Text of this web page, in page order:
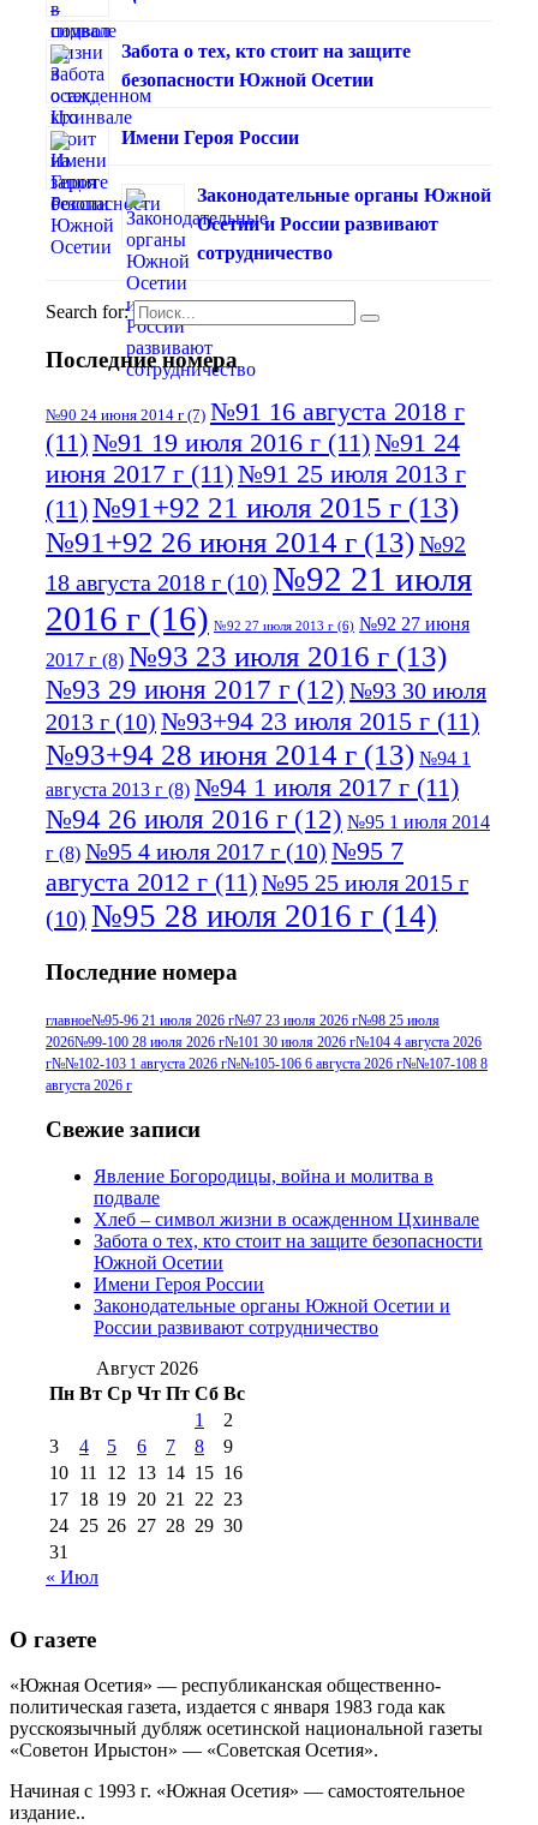
Забота о тех, кто стоит на защите
безопасности Южной Осетии
Имени Героя России
Законодательные органы Южной
Осетии и России развивают
сотрудничество
Search for:
Последние номера
№90 24 июня 2014 г (7) №91 16 августа 2018 г
(11)№91 19 июля 2016 г (11)№91 24
июня 2017 г (11)№91 25 июля 2013 г
(11)№91+92 21 июля 2015 г (13)
№91+92 26 июня 2014 г (13)№92
18 августа 2018 г (10) №92 21 июля
2016 г (16) №92 27 июля 2013 г (6) №92 27 июня
2017 г (8) №93 23 июля 2016 г (13)
№93 29 июня 2017 г (12) №93 30 июля
2013 г (10) №93+94 23 июля 2015 г (11)
№93+94 28 июня 2014 г (13) №94 1
августа 2013 г (8) №94 1 июля 2017 г (11)
№94 26 июля 2016 г (12) №95 1 июля 2014
г (8) №95 4 июля 2017 г (10) №95 7
августа 2012 г (11)№95 25 июля 2015 г
(10) №95 28 июля 2016 г (14)
июля 2017 г(11)№96 9 августа 2012
г(13) №96 28 июля 2015 г(9) №96+97 3
июля 2014 г(10)№96+97 30 июля
2016 г(13)
июля 2017 г
2012 г
(15)
№97 30 июля 2015 г
(15)№98 1 августа 2015 г
августа 2016 г(10)№98 5 июля 2014 г(10)
№98 8 августа 2013 г
августа 2012 г(14) №98+99 11 июля
2017 г(9)
№99 4 августа
2016 г(12) №99 8 июля 2014 г
августа 2012 г(11)
августа 2013 г
(12)
Последние номера
главное№95-96 21 июля 2026 г№97 23 июля 2026 г№98 25 июля
2026№99-100 28 июля 2026 г№101 30 июля 2026 г№104 4 августа 2026
г№№102-103 1 августа 2026 г№№105-106 6 августа 2026 г№№107-108 8
августа 2026 г
Свежие записи
Явление Богородицы, война и молитва в
подвале
Хлеб – символ жизни в осажденном Цхинвале
Забота о тех, кто стоит на защите безопасности
Южной Осетии
Имени Героя России
Законодательные органы Южной Осетии и
России развивают сотрудничество
Август 2026
Пн Вт Ср Чт Пт Сб Вс
1
2
3
4 5 6 7 8
9
10 11 12 13 14 15 16
17 18 19 20 21 22 23
24 25 26 27 28 29 30
31
« Июл
О газете
«Южная Осетия» — республиканская общественно-
политическая газета, издается с января 1983 года как
русскоязычный дубляж осетинской национальной газеты
«Советон Ирыстон» — «Советская Осетия».
Начиная с 1993 г. «Южная Осетия» — самостоятельное
издание..